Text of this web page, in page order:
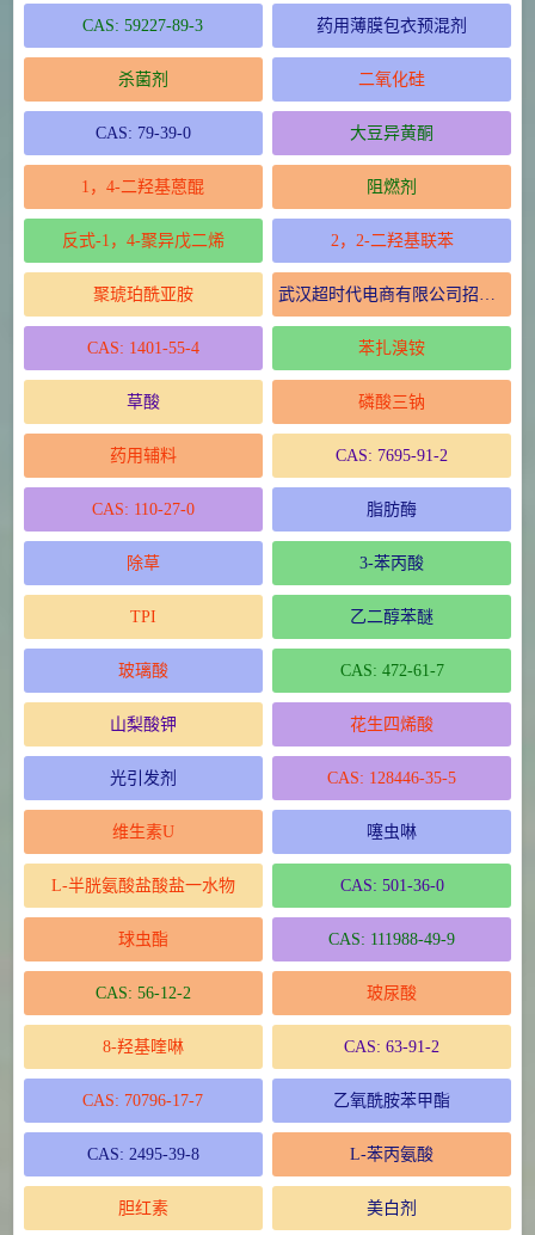
CAS: 59227-89-3 药用薄膜包衣预混剂
杀菌剂 二氧化硅
CAS: 79-39-0 大豆异黄酮
1，4-二羟基蒽醌 阻燃剂
反式-1，4-聚异戊二烯 2，2-二羟基联苯
聚琥珀酰亚胺 武汉超时代电商有限公司招聘启事
CAS: 1401-55-4 苯扎溴铵
草酸 磷酸三钠
药用辅料 CAS: 7695-91-2
CAS: 110-27-0 脂肪酶
除草 3-苯丙酸
TPI 乙二醇苯醚
玻璃酸 CAS: 472-61-7
山梨酸钾 花生四烯酸
光引发剂 CAS: 128446-35-5
维生素U 噻虫啉
L-半胱氨酸盐酸盐一水物 CAS: 501-36-0
球虫酯 CAS: 111988-49-9
CAS: 56-12-2 玻尿酸
8-羟基喹啉 CAS: 63-91-2
CAS: 70796-17-7 乙氧酰胺苯甲酯
CAS: 2495-39-8 L-苯丙氨酸
胆红素 美白剂